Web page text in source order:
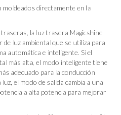
directamente en la
la luz trasera Magicshine
de luz ambiental que se utiliza para
automática e inteligente. Si el
más alta, el modo inteligente tiene
adecuado para la conducción
el modo de salida cambia a una
a alta potencia para mejorar